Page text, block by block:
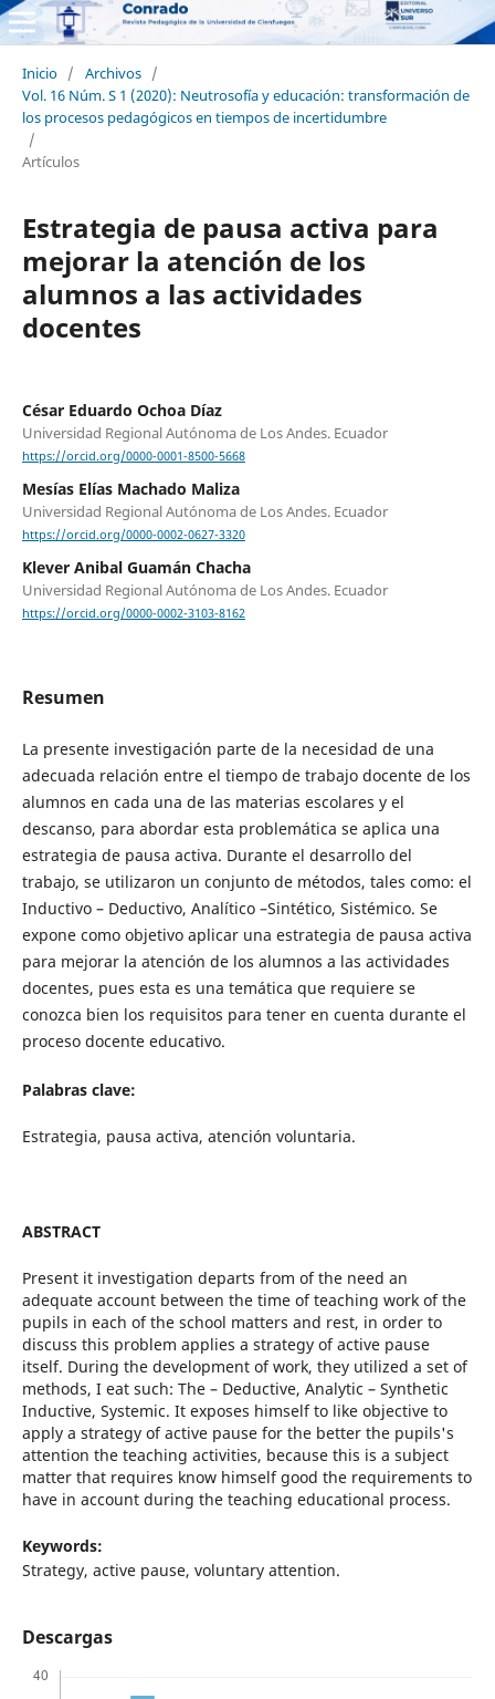
Inicio / Archivos /
Vol. 16 Núm. S 1 (2020): Neutrosofía y educación: transformación de
los procesos pedagógicos en tiempos de incertidumbre
/
Artículos
Estrategia de pausa activa para
mejorar la atención de los
alumnos a las actividades
docentes
César Eduardo Ochoa Díaz
Universidad Regional Autónoma de Los Andes. Ecuador
https://orcid.org/0000-0001-8500-5668
Mesías Elías Machado Maliza
Universidad Regional Autónoma de Los Andes. Ecuador
https://orcid.org/0000-0002-0627-3320
Klever Anibal Guamán Chacha
Universidad Regional Autónoma de Los Andes. Ecuador
https://orcid.org/0000-0002-3103-8162
Resumen
La presente investigación parte de la necesidad de una
adecuada relación entre el tiempo de trabajo docente de los
alumnos en cada una de las materias escolares y el
descanso, para abordar esta problemática se aplica una
estrategia de pausa activa. Durante el desarrollo del
trabajo, se utilizaron un conjunto de métodos, tales como: el
Inductivo – Deductivo, Analítico –Sintético, Sistémico. Se
expone como objetivo aplicar una estrategia de pausa activa
para mejorar la atención de los alumnos a las actividades
docentes, pues esta es una temática que requiere se
conozca bien los requisitos para tener en cuenta durante el
proceso docente educativo.
Palabras clave:
Estrategia, pausa activa, atención voluntaria.
ABSTRACT
Present it investigation departs from of the need an
adequate account between the time of teaching work of the
pupils in each of the school matters and rest, in order to
discuss this problem applies a strategy of active pause
itself. During the development of work, they utilized a set of
methods, I eat such: The – Deductive, Analytic – Synthetic
Inductive, Systemic. It exposes himself to like objective to
apply a strategy of active pause for the better the pupils's
attention the teaching activities, because this is a subject
matter that requires know himself good the requirements to
have in account during the teaching educational process.
Keywords:
Strategy, active pause, voluntary attention.
Descargas